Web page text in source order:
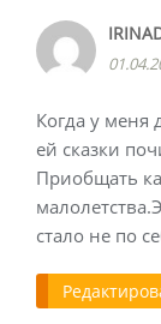
Когда у
ей сказки
Приобщать
стало не по